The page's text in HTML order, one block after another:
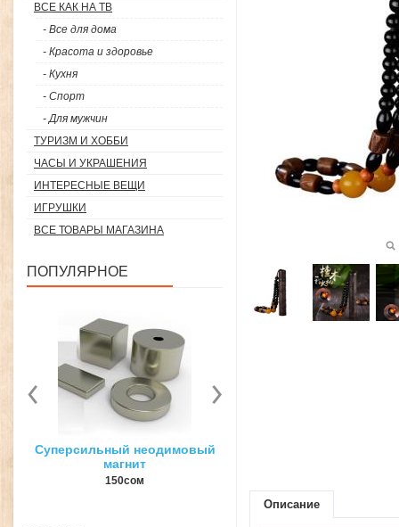
ВСЕ КАК НА ТВ
- Все для дома
- Красота и здоровье
- Кухня
- Спорт
- Для мужчин
ТУРИЗМ И ХОББИ
ЧАСЫ И УКРАШЕНИЯ
ИНТЕРЕСНЫЕ ВЕЩИ
ИГРУШКИ
ВСЕ ТОВАРЫ МАГАЗИНА
ПОПУЛЯРНОЕ
3D ручка для объемного
рисования
1350сом 1190сом
Описание